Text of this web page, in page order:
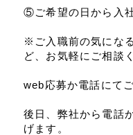
⑤ご希望の日から入
※ご入職前の気にな
ど、お気軽にご相談
web応募か電話にて
後日、弊社から電話
げます。